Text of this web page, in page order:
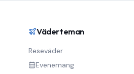
Väderteman
Reseväder
Evenemang